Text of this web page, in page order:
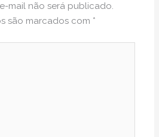
mail não será publicado.
são marcados com *